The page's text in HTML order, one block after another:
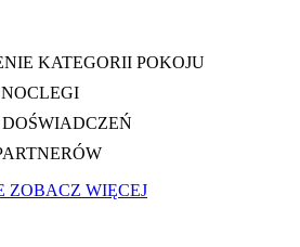
KATEGORII POKOJU
ZOBACZ WIĘCEJ